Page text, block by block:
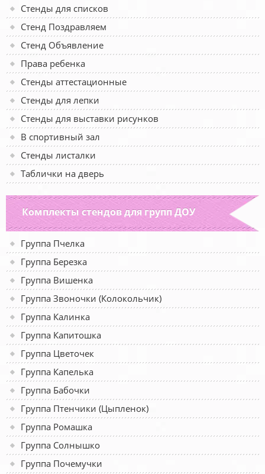
Стенды для списков
Стенд Поздравляем
Стенд Объявление
Права ребенка
Стенды аттестационные
Стенды для лепки
Стенды для выставки рисунков
В спортивный зал
Стенды листалки
Таблички на дверь
Комплекты стендов для групп ДОУ
Группа Пчелка
Группа Березка
Группа Вишенка
Группа Звоночки (Колокольчик)
Группа Калинка
Группа Капитошка
Группа Цветочек
Группа Капелька
Группа Бабочки
Группа Птенчики (Цыпленок)
Группа Ромашка
Группа Солнышко
Группа Почемучки